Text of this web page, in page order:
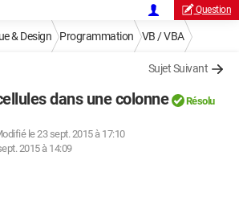
Question
& Design Programmation VB / VBA
Sujet Suivant
dans une colonne Résolu
le 23 sept. 2015 à 17:10
2015 à 14:09